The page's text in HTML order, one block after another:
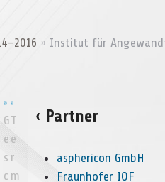
2016 » Institut für
‹ Partner
asphericon GmbH
Fraunhofer IOF
G
e
s
c
T
e
r
m